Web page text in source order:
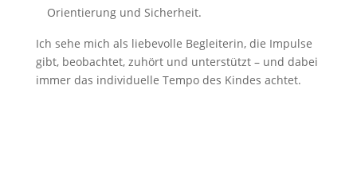
Orientierung und Sicherheit.
Ich sehe mich als liebevolle Begleiterin, die Impulse
gibt, beobachtet, zuhört und unterstützt – und dabei
immer das individuelle Tempo des Kindes achtet.